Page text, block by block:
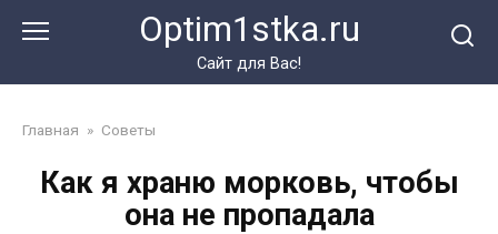
Optim1stka.ru
Сайт для Вас!
Главная » Советы
Как я храню морковь, чтобы
она не пропадала